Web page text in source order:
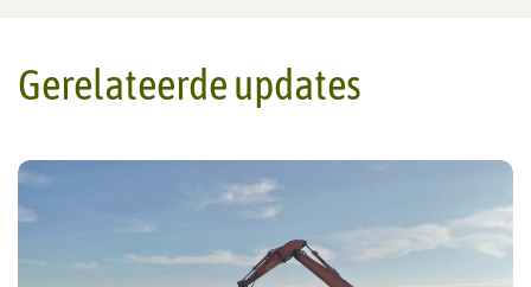
Gerelateerde updates